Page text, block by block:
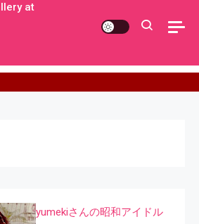
at
yumekiさんの昭和アイドル